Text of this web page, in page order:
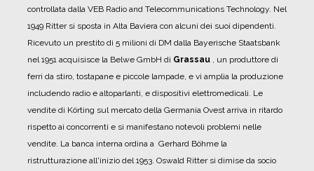
controllata dalla VEB Radio and Telecommunications Technology. Nel
1949 Ritter si sposta in Alta Baviera con alcuni dei suoi dipendenti.
Ricevuto un prestito di 5 milioni di DM dalla Bayerische Staatsbank
nel 1951 acquisisce la Belwe GmbH di Grassau , un produttore di
ferri da stiro, tostapane e piccole lampade, e vi amplia la produzione
includendo radio e altoparlanti, e dispositivi elettromedicali. Le
vendite di Körting sul mercato della Germania Ovest arriva in ritardo
rispetto ai concorrenti e si manifestano notevoli problemi nelle
vendite. La banca interna ordina a Gerhard Böhme la
ristrutturazione all'inizio del 1953. Oswald Ritter si dimise da socio